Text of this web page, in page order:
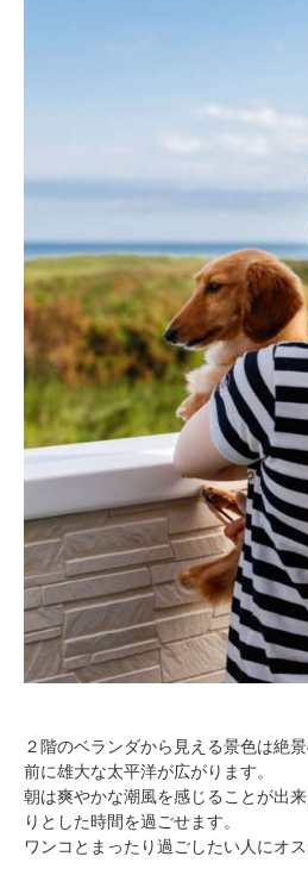
２階のベランダから見える景色は絶
前に雄大な太平洋が広がります。
朝は爽やかな潮風を感じることが出
りとした時間を過ごせます。
ワンコとまったり過ごしたい人にオス